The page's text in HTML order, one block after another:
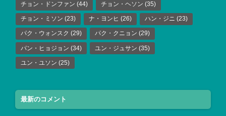
チョン・ドンファン (44) チョン・ヘソン (35)
チョン・ミソン (23) ナ・ヨンヒ (26) ハン・ジニ (23)
パク・ウォンスク (29) パク・クニョン (29)
パン・ヒョジョン (34) ユン・ジュサン (35)
ユン・ユソン (25)
最新のコメント